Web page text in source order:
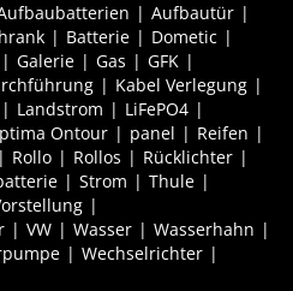
Aufbautür
Batterie
Dometic
Galerie Gas
GFK
Kabel Verlegung
Landstrom
LiFePO4
Ontour panel
Reifen
Rollo Rollos
Rücklichter
Strom
Thule
VW Wasser
Wasserhahn
Wechselrichter